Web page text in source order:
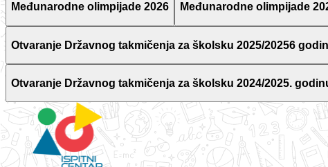
Međunarodne olimpijade 2026 Međunarodne olimpijade
Otvaranje Državnog takmičenja za školsku 2025/20256
Otvaranje Državnog takmičenja za školsku 2024/2025.